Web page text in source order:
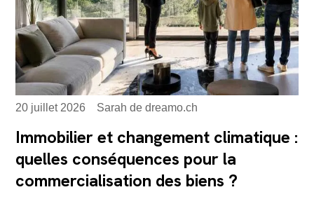
20 juillet 2026 Sarah de dreamo.ch
Immobilier et changement climatique :
quelles conséquences pour la
commercialisation des biens ?